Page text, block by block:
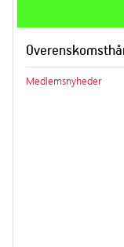
Medlemsnyheder